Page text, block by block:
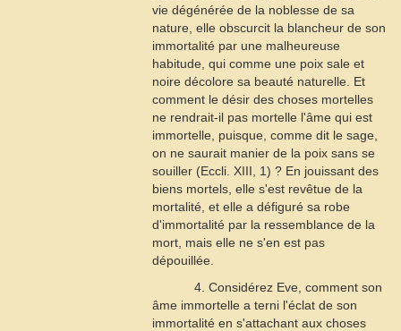
vie dégénérée de la noblesse de sa
nature, elle obscurcit la blancheur de son
immortalité par une malheureuse
habitude, qui comme une poix sale et
noire décolore sa beauté naturelle. Et
comment le désir des choses mortelles
ne rendrait-il pas mortelle l'âme qui est
immortelle, puisque, comme dit le sage,
on ne saurait manier de la poix sans se
souiller (Eccli . XIII, 1) ? En jouissant des
biens mortels, elle s'est revêtue de la
mortalité, et elle a défiguré sa robe
d'immortalité par la ressemblance de la
mort, mais elle ne s'en est pas
dépouillée.
4. Considérez Eve, comment son
âme immortelle a terni l'éclat de son
immortalité en s'attachant aux choses